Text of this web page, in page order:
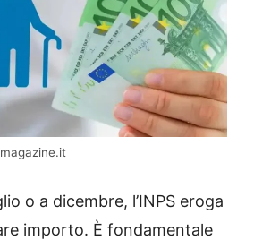
o a dicembre, l’INPS eroga
importo. È fondamentale